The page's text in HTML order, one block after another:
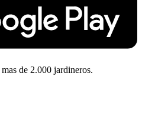
de 2.000 jardineros.